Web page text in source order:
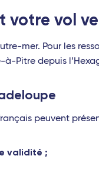
votre vol
mer. Pour les
à-Pitre depuis
peuvent
validité ;